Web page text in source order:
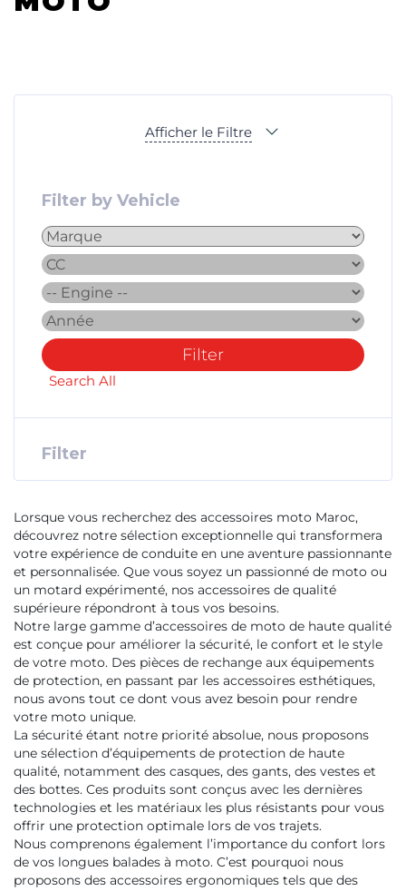
Afficher le Filtre
Filter by Vehicle
Filter
Search All
Filter
Lorsque vous recherchez des accessoires moto Maroc,
découvrez notre sélection exceptionnelle qui transformera
votre expérience de conduite en une aventure passionnante
et personnalisée. Que vous soyez un passionné de moto ou
un motard expérimenté, nos accessoires de qualité
supérieure répondront à tous vos besoins.
Notre large gamme d’accessoires de moto de haute qualité
est conçue pour améliorer la sécurité, le confort et le style
de votre moto. Des pièces de rechange aux équipements
de protection, en passant par les accessoires esthétiques,
nous avons tout ce dont vous avez besoin pour rendre
votre moto unique.
La sécurité étant notre priorité absolue, nous proposons
une sélection d’équipements de protection de haute
qualité, notamment des casques, des gants, des vestes et
des bottes. Ces produits sont conçus avec les dernières
technologies et les matériaux les plus résistants pour vous
offrir une protection optimale lors de vos trajets.
Nous comprenons également l’importance du confort lors
de vos longues balades à moto. C’est pourquoi nous
proposons des accessoires ergonomiques tels que des